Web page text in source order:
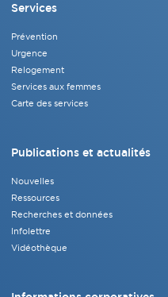
Services
Prévention
Urgence
Relogement
Services aux femmes
Carte des services
Publications et actualités
Nouvelles
Ressources
Recherches et données
Infolettre
Vidéothèque